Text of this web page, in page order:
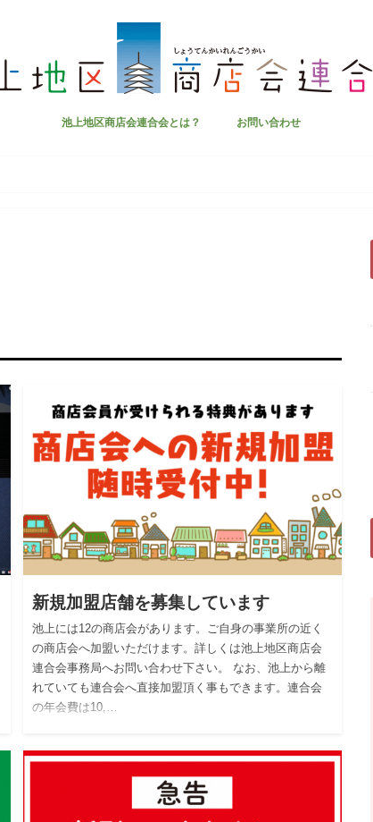
池上地区商店会連合会とは？ お問い合わせ
新規加盟店舗を募集しています
池上には12の商店会があります。ご自身の事業所の近く
の商店会へ加盟いただけます。詳しくは池上地区商店会
連合会事務局へお問い合わせ下さい。 なお、池上から離
れていても連合会へ直接加盟頂く事もできます。連合会
の年会費は10,…